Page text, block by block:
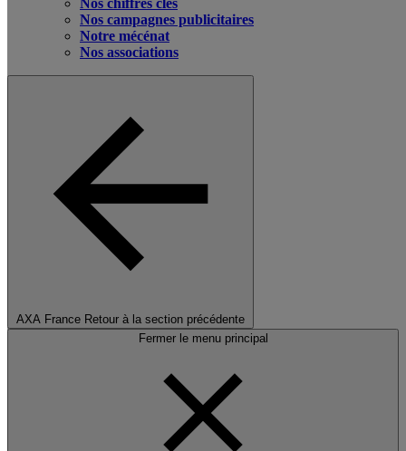
Nos chiffres clés
Nos campagnes publicitaires
Notre mécénat
Nos associations
AXA France Retour à la section précédente
Fermer le menu principal